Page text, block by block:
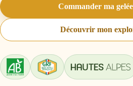
Commander ma
Découvrir mon